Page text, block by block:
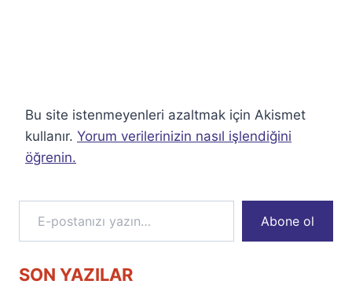
Bu site istenmeyenleri azaltmak için Akismet
kullanır. Yorum verilerinizin nasıl işlendiğini
öğrenin.
E-postanızı yazın…
Abone ol
SON YAZILAR